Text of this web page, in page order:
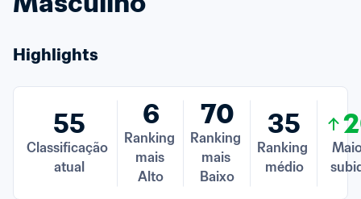
Highlights
55
Classificação
atual
6
Ranking
mais
Alto
70
Ranking
mais
Baixo
35
Ranking
médio